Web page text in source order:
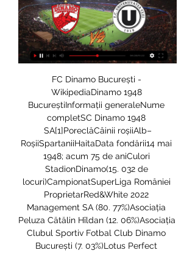
FC Dinamo București -
WikipediaDinamo 1948
BucureștiInformații generaleNume
completSC Dinamo 1948
SA[1]PoreclăCâinii roșiiAlb–
RoșiiSpartaniiHaitaData fondării14 mai
1948; acum 75 de aniCulori
StadionDinamo(15. 032 de
locuri)CampionatSuperLiga României
ProprietarRed&White 2022
Management SA (80. 77%)Asociația
Peluza Cătălin Hîldan (12. 06%)Asociația
Clubul Sportiv Fotbal Club Dinamo
București (7. 03%)Lotus Perfect